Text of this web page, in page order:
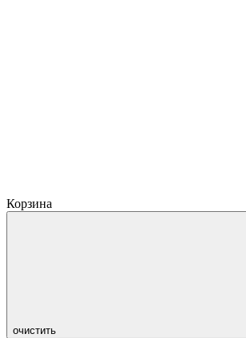
Корзина
очистить